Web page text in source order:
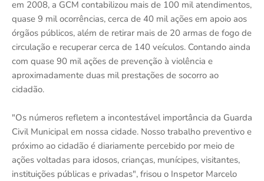
em 2008, a GCM contabilizou mais de 100 mil atendimentos,
quase 9 mil ocorrências, cerca de 40 mil ações em apoio aos
órgãos públicos, além de retirar mais de 20 armas de fogo de
circulação e recuperar cerca de 140 veículos. Contando ainda
com quase 90 mil ações de prevenção à violência e
aproximadamente duas mil prestações de socorro ao
cidadão.
"Os números refletem a incontestável importância da Guarda
Civil Municipal em nossa cidade. Nosso trabalho preventivo e
próximo ao cidadão é diariamente percebido por meio de
ações voltadas para idosos, crianças, munícipes, visitantes,
instituições públicas e privadas", frisou o Inspetor Marcelo